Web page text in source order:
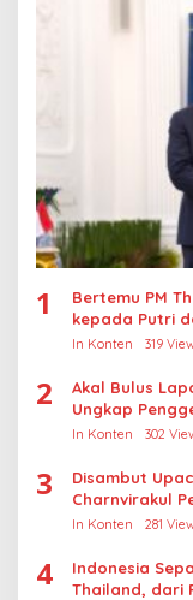
1
Bertemu PM
kepada Putri
Thailand
In Konten 319
2
Akal Bulus
Ungkap
Crypto
In Konten 302
3
Disambut
Charnvirakul
In Konten 281
4
Indonesia
Thailand, dari